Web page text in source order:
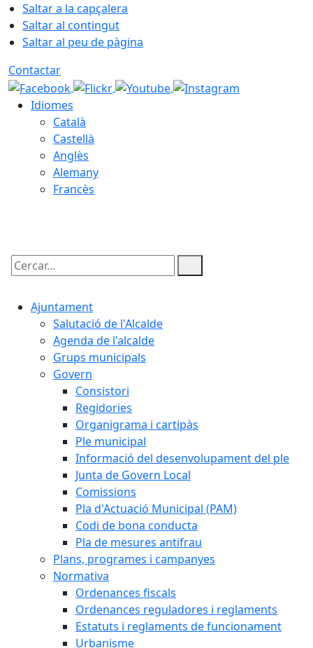
Saltar a la capçalera
Saltar al contingut
Saltar al peu de pàgina
Contactar
Idiomes
Català
Castellà
Anglès
Alemany
Francès
Cercar:
Ajuntament
Salutació de l'Alcalde
Agenda de l'alcalde
Grups municipals
Govern
Consistori
Regidories
Organigrama i cartipàs
Ple municipal
Informació del desenvolupament del ple
Junta de Govern Local
Comissions
Pla d'Actuació Municipal (PAM)
Codi de bona conducta
Pla de mesures antifrau
Plans, programes i campanyes
Normativa
Ordenances fiscals
Ordenances reguladores i reglaments
Estatuts i reglaments de funcionament
Urbanisme